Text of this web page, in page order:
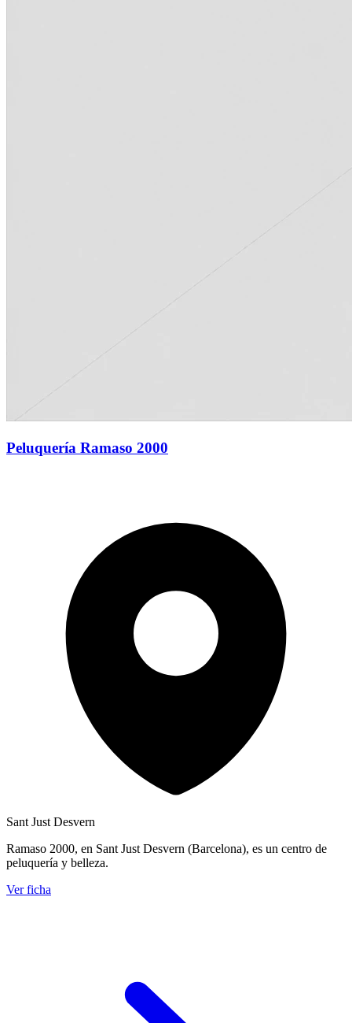
Peluquería Ramaso 2000
Sant Just Desvern
Ramaso 2000, en Sant Just Desvern (Barcelona), es un centro de
peluquería y belleza.
Ver ficha